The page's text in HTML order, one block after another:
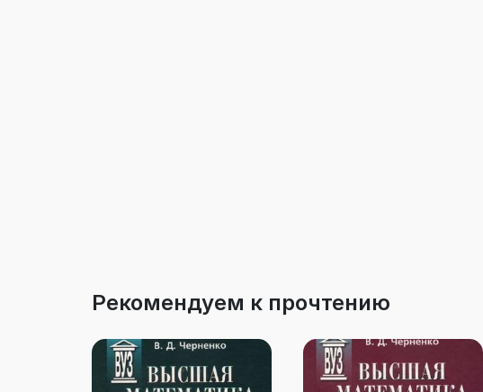
Рекомендуем к прочтению